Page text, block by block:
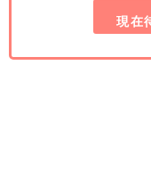
現在